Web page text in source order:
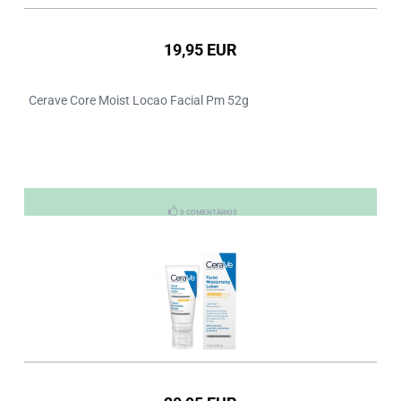
19,95 EUR
Cerave Core Moist Locao Facial Pm 52g
0 COMENTÁRIOS